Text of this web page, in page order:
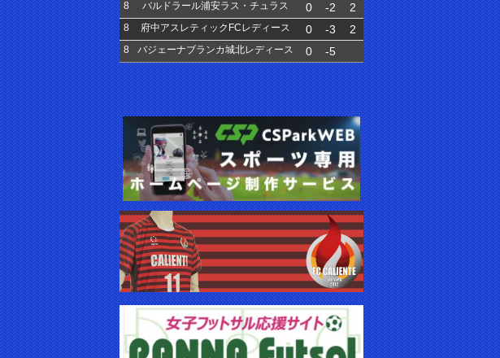
8 バルドラール浦安ラス・チュラス 0 -2 2
8 府中アスレティックFCレディース 0 -3 2
8 バジェーナブランカ城北レディース 0 -5